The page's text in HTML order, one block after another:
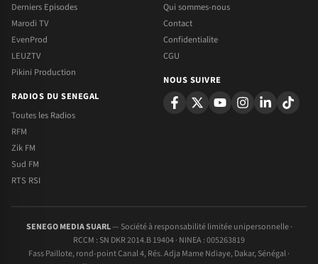
Derniers Episodes
Marodi TV
EvenProd
LEUZTV
Pikini Production
RADIOS DU SENEGAL
Toutes les Radios
RFM
Zik FM
Sud FM
RTS RSI
Qui sommes-nous
Contact
Confidentialite
CGU
NOUS SUIVRE
SENEGO MEDIA SUARL— Société à responsabilité limitée unipersonnelle ·
RCCM : SN DKR 2014.B 19404 · NINEA : 005263819
Fass Paillote, rond-point Canal 4, Rés. Adja Mame Ndiaye, Dakar, Sénégal ·